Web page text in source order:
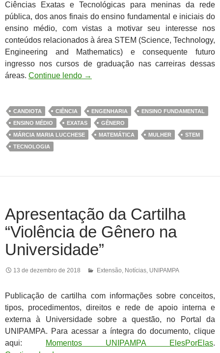
Ciências Exatas e Tecnológicas para meninas da rede
pública, dos anos finais do ensino fundamental e iniciais do
ensino médio, com vistas a motivar seu interesse nos
conteúdos relacionados à área STEM (Science, Technology,
Engineering and Mathematics) e consequente futuro
ingresso nos cursos de graduação nas carreiras dessas
áreas. Continue lendo →
CANDIOTA CIÊNCIA ENGENHARIA
ENSINO FUNDAMENTAL
ENSINO MÉDIO
EXATAS
GÊNERO
MÁRCIA MARIA LUCCHESE
MATEMÁTICA MULHER
STEM
TECNOLOGIA
Apresentação da Cartilha
“Violência de Gênero na
Universidade”
13 de dezembro de 2018 Extensão, Notícias, UNIPAMPA
Publicação de cartilha com informações sobre conceitos,
tipos, procedimentos, direitos e rede de apoio interna e
externa à Universidade sobre a questão, no Portal da
UNIPAMPA. Para acessar a íntegra do documento, clique
aqui:
Momentos UNIPAMPA ElesPorElas.